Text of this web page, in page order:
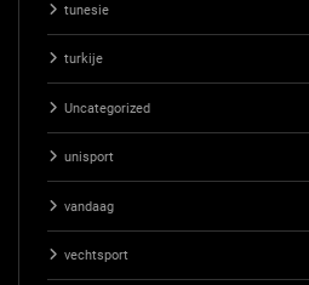
tunesie
turkije
Uncategorized
unisport
vandaag
vechtsport